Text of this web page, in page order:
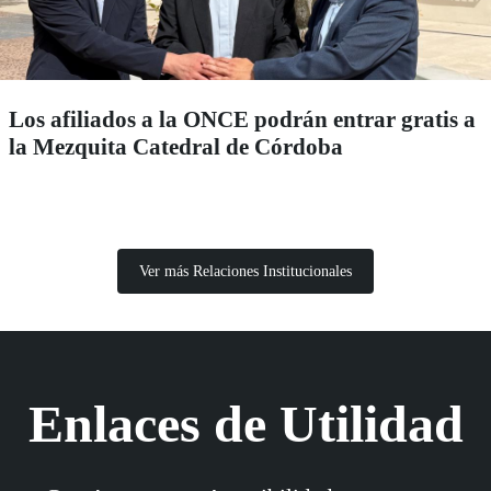
Los afiliados a la ONCE podrán entrar gratis a
la Mezquita Catedral de Córdoba
Ver más Relaciones Institucionales
Enlaces de Utilidad